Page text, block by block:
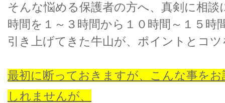
そんな悩める保護者の方へ、真剣に相
時間を１～３時間から１０時間～１５時
引き上げてきた牛山が、ポイントとコ
最初に断っておきますが、こんな事を
しれませんが、